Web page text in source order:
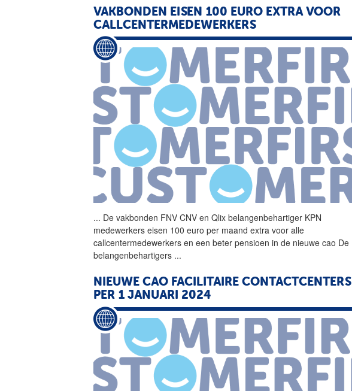
VAKBONDEN EISEN 100 EURO EXTRA VOOR
CALLCENTERMEDEWERKERS
... De vakbonden FNV CNV enQlix belangenbehartiger KPN
medewerkers eisen 100 euro per maand extra voor alle
callcentermedewerkers en een beter pensioen in de nieuwe cao De
belangenbehartigers ...
NIEUWE CAO FACILITAIRE CONTACTCENTERS
PER 1 JANUARI 2024